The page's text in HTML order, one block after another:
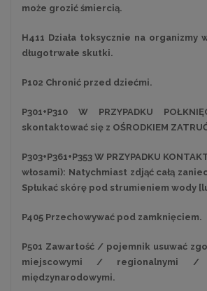
może grozić śmiercią.
H411 Działa toksycznie na organizmy
długotrwałe skutki.
P102 Chronić przed dziećmi.
P301+P310 W PRZYPADKU
skontaktować się z OŚRODKIEM
P303+P361+P353 W PRZYPADKU
włosami): Natychmiast zdjąć całą
Spłukać skórę pod strumieniem wody
P405 Przechowywać pod zamknięciem.
P501 Zawartość / pojemnik usuwać
miejscowymi / regionalnymi /
międzynarodowymi.